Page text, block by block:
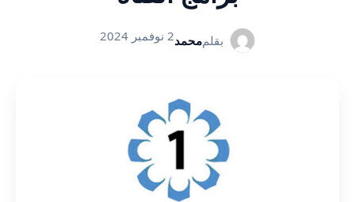
بقلممحمد2 نوفمبر 2024